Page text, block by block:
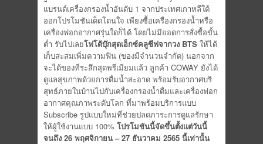
แบรนด์เครื่องกรองน้ำอันดับ 1 จากประเทศเกาหลีใต้
ออกโปรโมชันเด็ดโดนใจ เพียงซื้อเครื่องกรองน้ำหรือ
เครื่องฟอกอากาศรุ่นใดก็ได้ โดยไม่มียอดการสั่งซื้อขั้น
ต่ำ รับไปเลยโฟโต้บุ๊กสุดเอ็กซ์คลูซีฟจากวง BTS ให้ได้
เก็บสะสมเพิ่มความฟิน (ของมีจำนวนจำกัด) นอกจาก
จะได้ของที่ระลึกสุดพรีเมียมแล้ว ลูกค้า COWAY ยังได้
ดูแลสุขภาพด้วยการดื่มน้ำสะอาด พร้อมรับอากาศบริ
สุทธ์ภายในบ้านไปกับเครื่องกรองน้ำดื่มและเครื่องฟอก
อากาศคุณภาพระดับโลก ที่มาพร้อมบริการแบบ
Subscribe รูปแบบใหม่ที่ช่วยปลดภาระการดูแลรักษา
ให้ผู้ใช้งานแบบ 100% โปรโมชันนี้จัดขึ้นตั้งแต่วันนี้
จนถึง 26 พฤศจิกายน – 27 ธันวาคม 2565 นี้เท่านั้น